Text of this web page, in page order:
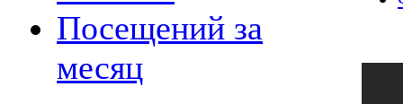
Посещений за
месяц